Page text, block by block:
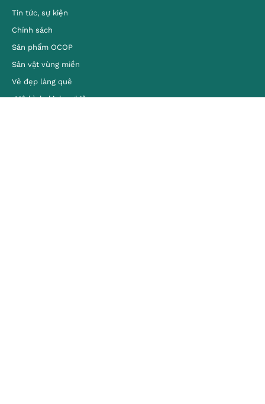
Tin tức, sự kiện
Chính sách
Sản phẩm OCOP
Sản vật vùng miền
Vẻ đẹp làng quê
Mô hình, kinh nghiêm